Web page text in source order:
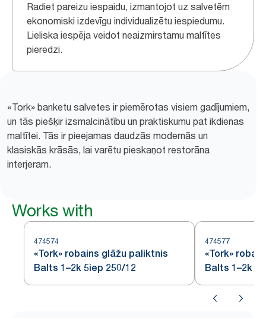
Radiet pareizu iespaidu, izmantojot uz salvetēm
ekonomiski izdevīgu individualizētu iespiedumu.
Lieliska iespēja veidot neaizmirstamu maltītes
pieredzi.
«Tork» banketu salvetes ir piemērotas visiem gadījumiem,
un tās piešķir izsmalcinātību un praktiskumu pat ikdienas
maltītei. Tās ir pieejamas daudzās modernās un
klasiskās krāsās, lai varētu pieskaņot restorāna
interjeram.
Works with
474574
«Tork» robains glāžu paliktnis
Balts 1–2k 5iep 250/12
474577
«Tork»
Balts 1–2k